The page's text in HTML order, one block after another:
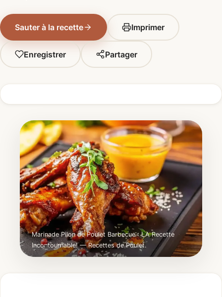
Sauter à la recette Imprimer
Enregistrer Partager
Marinade Pilon de Poulet Barbecue : LA Recette
Incontournable! — Recettes de Poulet.